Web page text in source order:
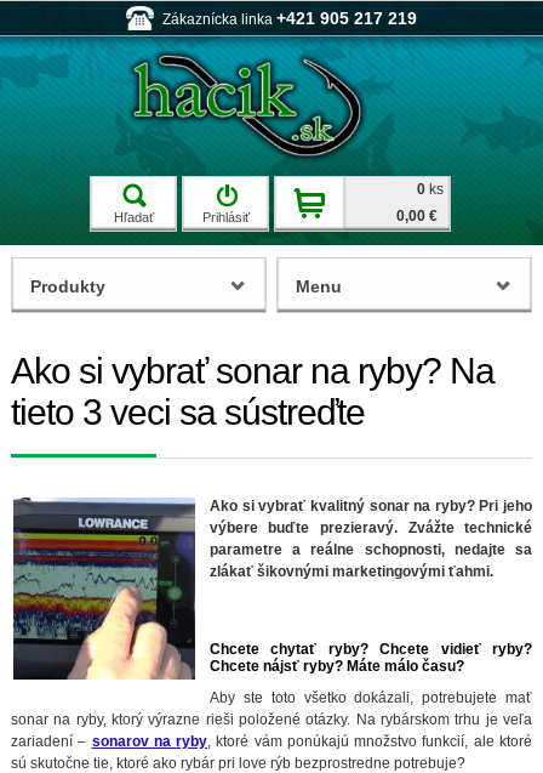
Zákaznícka linka +421 905 217 219
Hľadať Prihlásiť
0 ks
0,00 €
Ako si vybrať sonar na ryby? Na
tieto 3 veci sa sústreďte
Ako si vybrať kvalitný sonar na ryby? Pri jeho
výbere buďte prezieravý. Zvážte technické
parametre a reálne schopnosti, nedajte sa
zlákať šikovnými marketingovými ťahmi.
Chcete chytať ryby? Chcete vidieť ryby?
Chcete nájsť ryby? Máte málo času?
Aby ste toto všetko dokázali, potrebujete mať
sonar na ryby, ktorý výrazne rieši položené otázky. Na rybárskom trhu je veľa
zariadení – sonarov na ryby , ktoré vám ponúkajú množstvo funkcií, ale ktoré
sú skutočne tie, ktoré ako rybár pri love rýb bezprostredne potrebuje?
Produkty Menu